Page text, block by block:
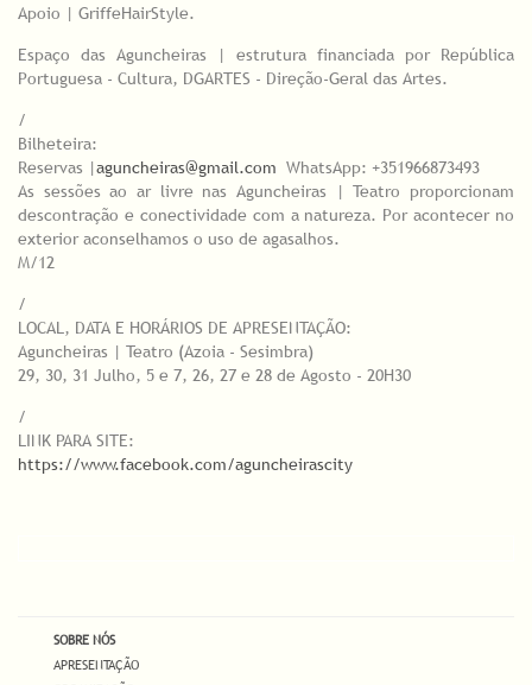
Apoio | GriffeHairStyle.
Espaço das Aguncheiras | estrutura financiada por República
Portuguesa - Cultura, DGARTES - Direção-Geral das Artes.
/
Bilheteira:
Reservas |aguncheiras@gmail.com WhatsApp: +351966873493
As sessões ao ar livre nas Aguncheiras | Teatro proporcionam
descontração e conectividade com a natureza. Por acontecer no
exterior aconselhamos o uso de agasalhos.
M/12
/
LOCAL, DATA E HORÁRIOS DE APRESENTAÇÃO:
Aguncheiras | Teatro (Azoia - Sesimbra)
29, 30, 31 Julho, 5 e 7, 26, 27 e 28 de Agosto - 20H30
/
LINK PARA SITE:
https://www.facebook.com/aguncheirascity
SOBRE NÓS
APRESENTAÇÃO